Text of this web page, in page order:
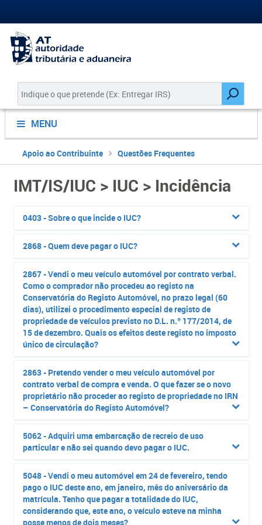
MENU
Apoio ao Contribuinte Questões Frequentes
IMT/IS/IUC > IUC > Incidência
0403 - Sobre o que incide o IUC?
2868 - Quem deve pagar o IUC?
2867 - Vendi o meu veículo automóvel por contrato verbal.
Como o comprador não procedeu ao registo na
Conservatória do Registo Automóvel, no prazo legal (60
dias), utilizei o procedimento especial de registo de
propriedade de veículos previsto no D.L. n.º 177/2014, de
15 de dezembro. Quais os efeitos deste registo no imposto
único de circulação?
2863 - Pretendo vender o meu veículo automóvel por
contrato verbal de compra e venda. O que fazer se o novo
proprietário não proceder ao registo de propriedade no IRN
– Conservatória do Registo Automóvel?
5062 - Adquiri uma embarcação de recreio de uso
particular e não sei quando devo pagar o IUC.
5048 - Vendi o meu automóvel em 24 de fevereiro, tendo
pago o IUC deste ano, em janeiro, mês do aniversário da
matrícula. Tenho que pagar a totalidade do IUC,
considerando que, este ano, o veículo esteve na minha
posse menos de dois meses?